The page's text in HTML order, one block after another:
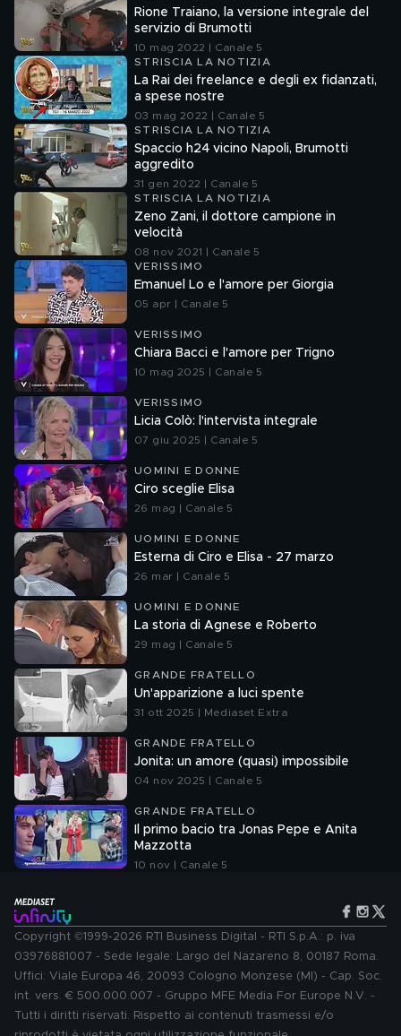
Rione Traiano, la versione integrale del
servizio di Brumotti
10 mag 2022 | Canale 5
STRISCIA LA NOTIZIA
La Rai dei freelance e degli ex fidanzati,
a spese nostre
03 mag 2022 | Canale 5
STRISCIA LA NOTIZIA
Spaccio h24 vicino Napoli, Brumotti
aggredito
31 gen 2022 | Canale 5
STRISCIA LA NOTIZIA
Zeno Zani, il dottore campione in
velocità
08 nov 2021 | Canale 5
VERISSIMO
Emanuel Lo e l'amore per Giorgia
05 apr | Canale 5
VERISSIMO
Chiara Bacci e l'amore per Trigno
10 mag 2025 | Canale 5
VERISSIMO
Licia Colò: l'intervista integrale
07 giu 2025 | Canale 5
UOMINI E DONNE
Ciro sceglie Elisa
26 mag | Canale 5
UOMINI E DONNE
Esterna di Ciro e Elisa - 27 marzo
26 mar | Canale 5
UOMINI E DONNE
La storia di Agnese e Roberto
29 mag | Canale 5
GRANDE FRATELLO
Un'apparizione a luci spente
31 ott 2025 | Mediaset Extra
GRANDE FRATELLO
Jonita: un amore (quasi) impossibile
04 nov 2025 | Canale 5
GRANDE FRATELLO
Il primo bacio tra Jonas Pepe e Anita
Mazzotta
10 nov | Canale 5
Copyright ©1999-2026 RTI Business Digital - RTI S.p.A.: p. iva
03976881007 - Sede legale: Largo del Nazareno 8, 00187 Roma.
Uffici: Viale Europa 46, 20093 Cologno Monzese (MI) - Cap. Soc.
int. vers. € 500.000.007 - Gruppo MFE Media For Europe N.V. -
Tutti i diritti riservati. Rispetto ai contenuti trasmessi e/o